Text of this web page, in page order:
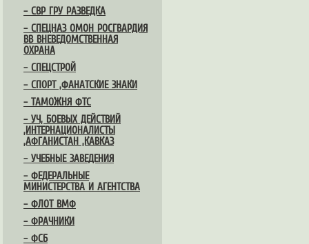
– СВР ГРУ РАЗВЕДКА
– СПЕЦНАЗ ОМОН РОСГВАРДИЯ
ВВ ВНЕВЕДОМСТВЕННАЯ
ОХРАНА
– СПЕЦСТРОЙ
– СПОРТ ,ФАНАТСКИЕ ЗНАКИ
– ТАМОЖНЯ ФТС
– УЧ, БОЕВЫХ ДЕЙСТВИЙ
,ИНТЕРНАЦИОНАЛИСТЫ
,АФГАНИСТАН ,КАВКАЗ
– УЧЕБНЫЕ ЗАВЕДЕНИЯ
– ФЕДЕРАЛЬНЫЕ
МИНИСТЕРСТВА И АГЕНТСТВА
– ФЛОТ ВМФ
– ФРАЧНИКИ
– ФСБ